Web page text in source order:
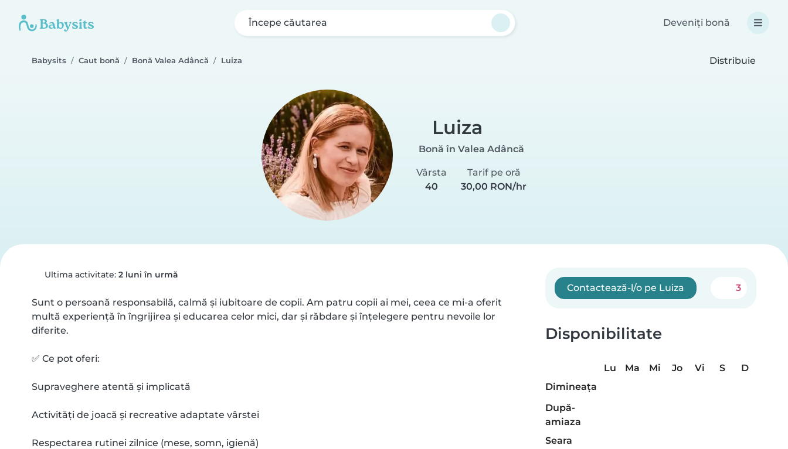
Începe căutarea Deveniți bonă
Babysits Caut bonă Bonă Valea Adâncă Luiza Distribuie
Luiza
Bonă în Valea Adâncă
Vârsta
40
Tarif pe oră
30,00 RON/hr
Ultima activitate: 2 luni în urmă
Sunt o persoană responsabilă, calmă și iubitoare de copii. Am patru copii ai mei, ceea ce mi-a oferit
multă experiență în îngrijirea și educarea celor mici, dar și răbdare și înțelegere pentru nevoile lor
diferite.
✅ Ce pot oferi:
Supraveghere atentă și implicată
Activități de joacă și recreative adaptate vârstei
Respectarea rutinei zilnice (mese, somn, igienă)
Contactează-l/o pe Luiza 3
Disponibilitate
Lu Ma Mi Jo Vi S
D
Dimineaţa
După-
amiaza
Seara